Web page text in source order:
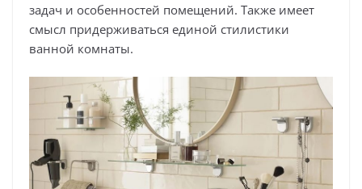
задач и особенностей помещений. Также имеет
смысл придерживаться единой стилистики
ванной комнаты.